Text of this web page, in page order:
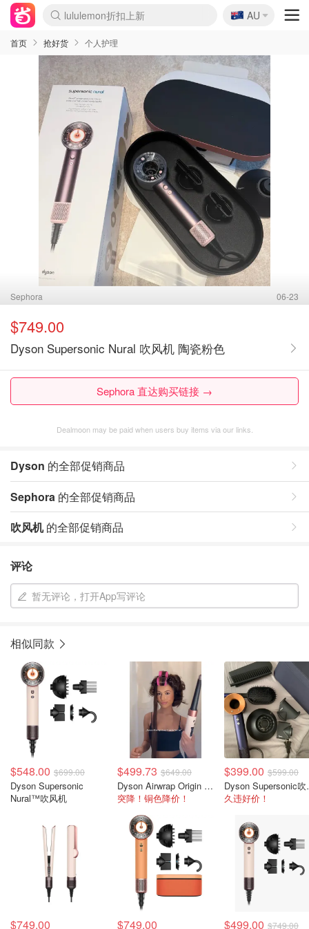
lululemon折扣上新
Sasa美妆护肤3.5折
SSENSE年中3折
FreshBeauty好价汇总
Cettire降价+叠9折
WWS Coles超市实拍
viagogo二手票捡漏
Myer超级周末1折
The Outnet奢牌1折起
David Jones 3折起
Flannels大牌1折
Perfumes Club护肤1折
AMIRO返校季6.2折
Amazon折扣汇总
eToro入金$200送$50
Amazon数码好物
ICONIC本周7.5折
ThedoubleF高奢地板价
Moose Knuckles 6折
丝芙兰5折起
EUFY官网3.7折起
Selenichast首饰2折
Trip机票酒店促销
YSL送5件彩妆礼
Amazon家居好物
Amazon美妆护肤
雅漾大喷$8
过敏原检测盒$33
伊索独家赠50ml沐浴露
科颜氏清仓3折
SEALIFE海洋馆门票6折
丝塔芙大白罐$16
订阅Newsletter送香薰
Cult Beauty 6.8折
Harrods圣诞日历2.3折
LN-CC奢牌私促3折
d'Alba空姐喷雾$16
EVE LOM套装逆天2折
Bernardelli独家4折
Adore Beauty 6折起
CT圣诞日历
Mytheresa奢品2.7折
Luxury Escapes 9折
Currentbody美容仪9折
MOON Garden Live
Roborock扫地机3.7折
Tingo Life水杯$24
Valentino官网5折
CR洗发护发6.3折
修丽可套装7.4折
Myer彩妆2件7折
GANNI官网4.5折
Stylevana韩妆4折
Tessabit高奢8.5折
OGX洗护4折
Amazon阿德莱德次日达
卡诗8.5折+赠礼
Philips Hue灯具8折
🇦🇺
AU
首页 抢好货 个人护理
Sephora 06-23
$749.00
Dyson Supersonic Nural 吹风机 陶瓷粉色
Sephora 直达购买链接 →
Dealmoon may be paid when users buy items via our links.
Dyson 的全部促销商品
Sephora 的全部促销商品
吹风机的全部促销商品
评论
暂无评论，打开App写评论
相似同款
$548.00 $699.00
Dyson Supersonic
Nural™吹风机
$499.73 $649.00
Dyson Airwrap Origin 多功能造型器 镍铜色
突降！铜色降价！
$399.00 $599.00
久违好价！
$749.00 $749.00 $499.00 $749.00